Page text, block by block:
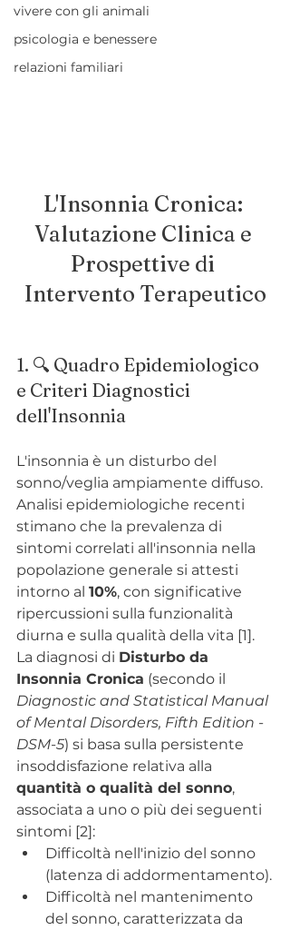
vivere con gli animali
psicologia e benessere
relazioni familiari
L'Insonnia Cronica:
Valutazione Clinica e
Prospettive di
Intervento Terapeutico
1. 🔍 Quadro Epidemiologico
e Criteri Diagnostici
dell'Insonnia
L'insonnia è un disturbo del
sonno/veglia ampiamente diffuso.
Analisi epidemiologiche recenti
stimano che la prevalenza di
sintomi correlati all'insonnia nella
popolazione generale si attesti
intorno al 10%, con significative
ripercussioni sulla funzionalità
diurna e sulla qualità della vita [1].
La diagnosi di Disturbo da
Insonnia Cronica (secondo il
Diagnostic and Statistical Manual
of Mental Disorders, Fifth Edition -
DSM-5) si basa sulla persistente
insoddisfazione relativa alla
quantità o qualità del sonno,
associata a uno o più dei seguenti
sintomi [2]:
Difficoltà nell'inizio del sonno
(latenza di addormentamento).
Difficoltà nel mantenimento
del sonno, caratterizzata da